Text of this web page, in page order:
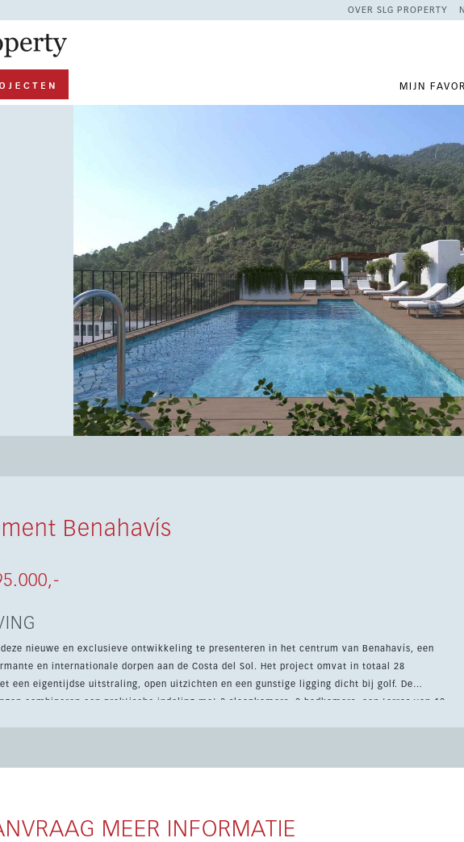
OVER SLG PROPERTY
MIJN
Benahavís
nieuwe en exclusieve ontwikkeling te presenteren in het centrum van Benahavís, een
internationale dorpen aan de Costa del Sol. Het project omvat in totaal 28
een eigentijdse uitstraling, open uitzichten en een gunstige ligging dicht bij golf. De
combineren een praktische indeling met 2 slaapkamers, 2 badkamers, een terras van 12
MEER INFORMATIE